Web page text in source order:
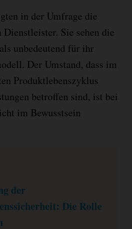
in der Umfrage die
Dienstleister. Sie sehen die
unbedeutend für ihr
Der Umstand, dass im
Produktlebenszyklus
betroffen sind, ist bei
im Bewusstsein
der
Die Rolle